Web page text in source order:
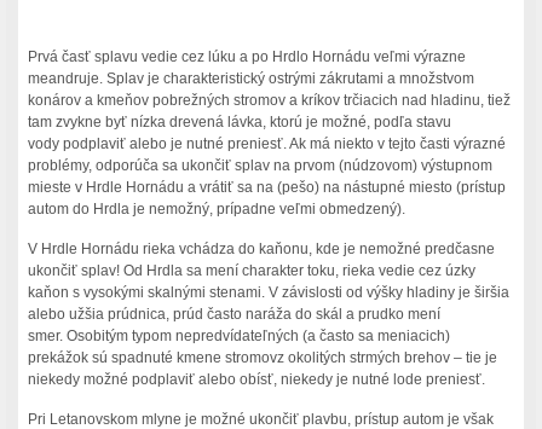
Prvá časť splavu vedie cez lúku a po Hrdlo Hornádu veľmi výrazne
meandruje. Splav je charakteristický ostrými zákrutami a množstvom
konárov a kmeňov pobrežných stromov a kríkov trčiacich nad hladinu, tiež
tam zvykne byť nízka drevená lávka, ktorú je možné, podľa stavu
vody podplaviť alebo je nutné preniesť. Ak má niekto v tejto časti výrazné
problémy, odporúča sa ukončiť splav na prvom (núdzovom) výstupnom
mieste v Hrdle Hornádu a vrátiť sa na (pešo) na nástupné miesto (prístup
autom do Hrdla je nemožný, prípadne veľmi obmedzený).
V Hrdle Hornádu rieka vchádza do kaňonu, kde je nemožné predčasne
ukončiť splav! Od Hrdla sa mení charakter toku, rieka vedie cez úzky
kaňon s vysokými skalnými stenami. V závislosti od výšky hladiny je širšia
alebo užšia prúdnica, prúd často naráža do skál a prudko mení
smer. Osobitým typom nepredvídateľných (a často sa meniacich)
prekážok sú spadnuté kmene stromovz okolitých strmých brehov – tie je
niekedy možné podplaviť alebo obísť, niekedy je nutné lode preniesť.
Pri Letanovskom mlyne je možné ukončiť plavbu, prístup autom je však